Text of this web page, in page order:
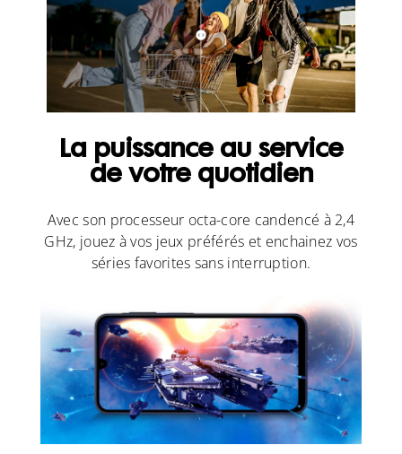
La puissance au service
de votre quotidien
Avec son processeur octa-core candencé à 2,4
GHz, jouez à vos jeux préférés et enchainez vos
séries favorites sans interruption.